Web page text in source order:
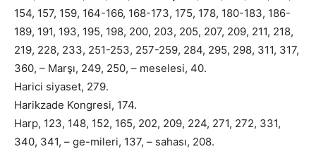
154, 157, 159, 164-166, 168-173, 175, 178, 180-183, 186-
189, 191, 193, 195, 198, 200, 203, 205, 207, 209, 211, 218,
219, 228, 233, 251-253, 257-259, 284, 295, 298, 311, 317,
360, – Marşı, 249, 250, – meselesi, 40.
Harici siyaset, 279.
Harikzade Kongresi, 174.
Harp, 123, 148, 152, 165, 202, 209, 224, 271, 272, 331,
340, 341, – ge-mileri, 137, – sahası, 208.